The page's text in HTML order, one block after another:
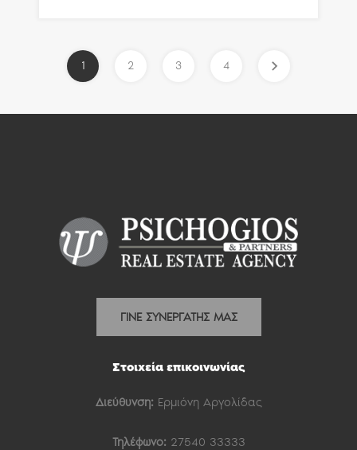
1 2 3 4
ΓΙΝΕ ΣΥΝΕΡΓΑΤΗΣ ΜΑΣ
Στοιχεία επικοινωνίας
Διεύθυνση: Ερμιόνη Αργολίδας
Τηλέφωνο: 27540 33333